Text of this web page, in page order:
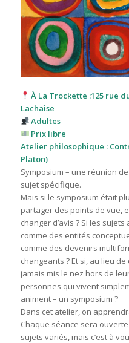
À La Trockette :125 rue
Lachaise
Adultes
Prix libre
Atelier philosophique :
Platon)
Symposium – une réunion
sujet spécifique.
Mais si le symposium était
partager des points de vue,
changer d’avis ? Si les
comme des entités
comme des devenirs
changeants ? Et si, au lieu
jamais mis le nez hors de
personnes qui vivent
animent – un symposium ?
Dans cet atelier, on
Chaque séance sera
sujets variés, mais c’est à